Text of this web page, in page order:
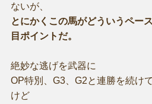
ないが、
とにかくこの馬がどういうペー
目ポイントだ。
絶妙な逃げを武器に
OP特別、G3、G2と連勝を続け
けど